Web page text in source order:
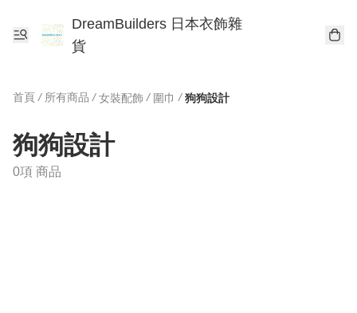
DreamBuilders 日本衣飾雜
貨
首頁 / 所有商品 / 女裝配飾 / 圍巾 / 狗狗設計
狗狗設計
0項 商品